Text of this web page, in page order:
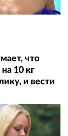
что
10 кг
и вести